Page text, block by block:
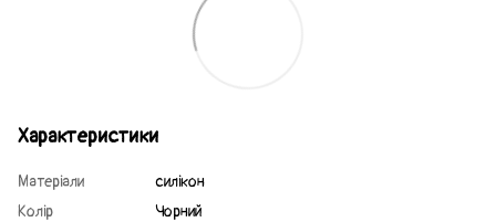
Характеристики
Матеріали
силікон
Колір
Чорний